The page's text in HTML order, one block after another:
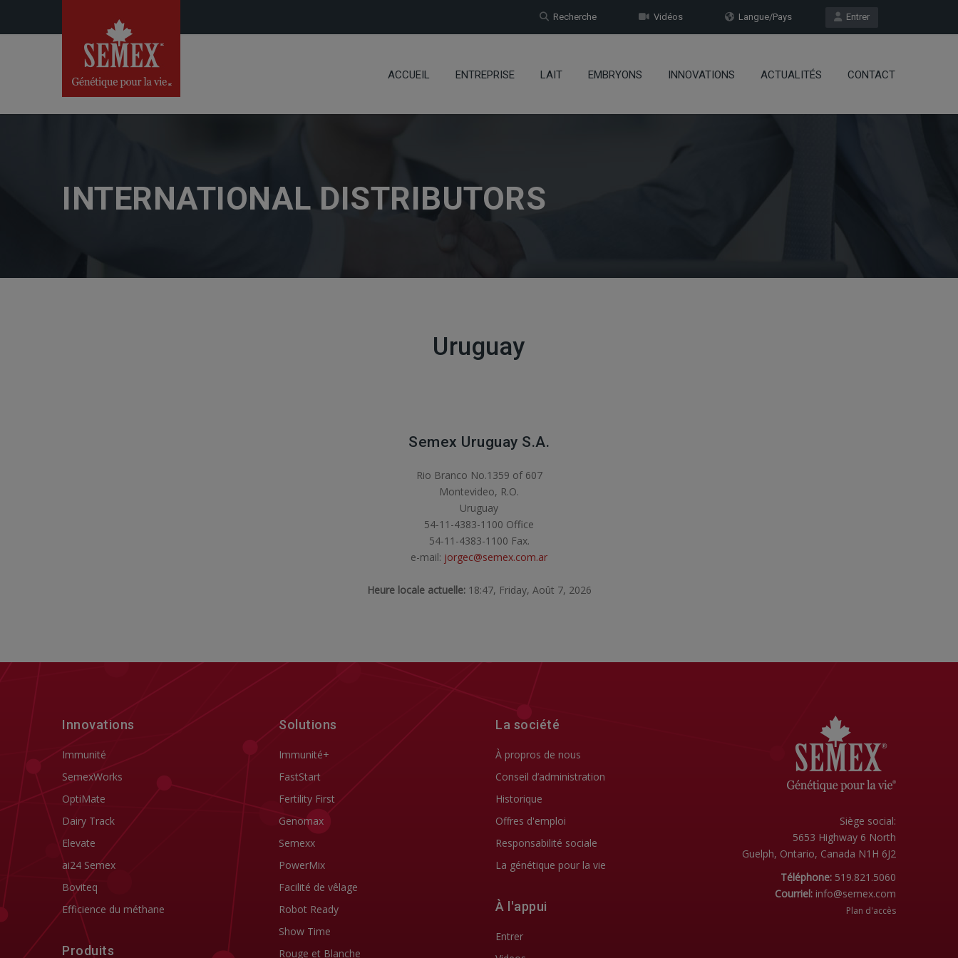
Entrer
Langue/Pays
Vidéos
Recherche
ACCUEIL ENTREPRISE LAIT EMBRYONS INNOVATIONS ACTUALITÉS CONTACT
INTERNATIONAL DISTRIBUTORS
Uruguay
Semex Uruguay S.A.
Rio Branco No.1359 of 607
Montevideo, R.O.
Uruguay
54-11-4383-1100 Office
54-11-4383-1100 Fax.
e-mail: jorgec@semex.com.ar
Heure locale actuelle:18:47, Friday, Août 7, 2026
Innovations
Immunité
SemexWorks
OptiMate
Dairy Track
Elevate
ai24 Semex
Boviteq
Efficience du méthane
Produits
Solutions
Immunité+
FastStart
Fertility First
Genomax
Semexx
PowerMix
Facilité de vêlage
Robot Ready
Show Time
Rouge et Blanche
La société
À propros de nous
Conseil d’administration
Historique
Offres d'emploi
Responsabilité sociale
La génétique pour la vie
À l'appui
Entrer
Siège social:
5653 Highway 6 North
Guelph, Ontario, Canada N1H 6J2
Téléphone:519.821.5060
Courriel: info@semex.com
Plan d'accès